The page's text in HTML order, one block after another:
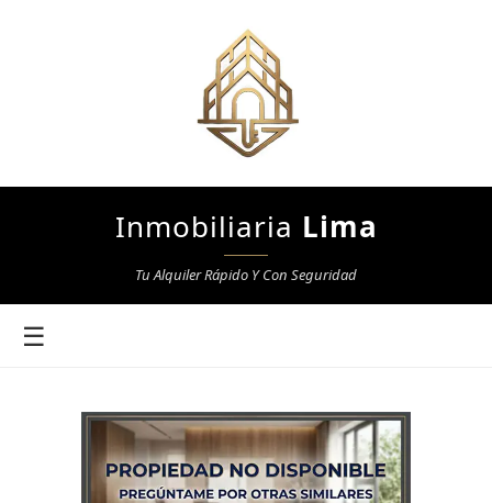
Inmobiliaria Lima
Tu Alquiler Rápido Y Con Seguridad
☰